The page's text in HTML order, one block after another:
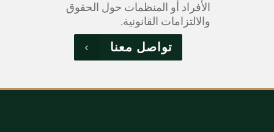
الأفراد أو المنظمات حول الحقوق
والالتزامات القانونية.
تواصل معنا